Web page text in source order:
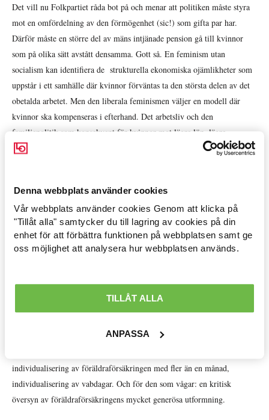
Denna webbplats använder cookies
Vår webbplats använder cookies Genom att klicka på
"Tillåt alla" samtycker du till lagring av cookies på din
enhet för att förbättra funktionen på webbplatsen samt ge
oss möjlighet att analysera hur webbplatsen används.
TILLÅT ALLA
ANPASSA
Arbetsmarknad »
Avtal löner & arbetsrätt »
Internationellt »
Välfärd »
Det vill nu Folkpartiet råda bot på och menar att politiken måste styra
mot en omfördelning av den förmögenhet (sic!) som gifta par har.
Därför måste en större del av mäns intjänade pension gå till kvinnor
som på olika sätt avstått densamma. Gott så. En feminism utan
socialism kan identifiera de strukturella ekonomiska ojämlikheter som
uppstår i ett samhälle där kvinnor förväntas ta den största delen av det
obetalda arbetet. Men den liberala feminismen väljer en modell där
kvinnor ska kompenseras i efterhand. Det arbetsliv och den
familjepolitik som konsekvent för kvinnor mot lägre lön, lägre
livsinkomst och anställningar som kostar i både ohälsa och otrygghet
Som politiskt svar på en rasande angelägen frågan är förslaget om delad
pension ett ”hoppsan!”. Ett svar i helt fel ände. Svaret på äldre kvinnors
fattigdomschock skulle förstås vara att se till kvinnor redan från början
har möjlighet att försörja sig själva. Det åstadkommer man inte genom
arbetsmarknaden och därmed minska arbetsgivares möjligheter att
familjepolitik som vågar ha ett syfte och tydligt tar i beaktande vilka
individualisering av föräldraförsäkringen med fler än en månad,
individualisering av vabdagar. Och för den som vågar: en kritisk
översyn av föräldraförsäkringens mycket generösa utformning.